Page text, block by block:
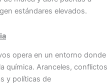
estándares elevados.
opera en un entorno donde
química. Aranceles, conflictos
y políticas de